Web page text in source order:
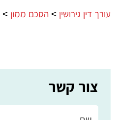
צור קשר
עורך דין גירושין >הסכם ממון >